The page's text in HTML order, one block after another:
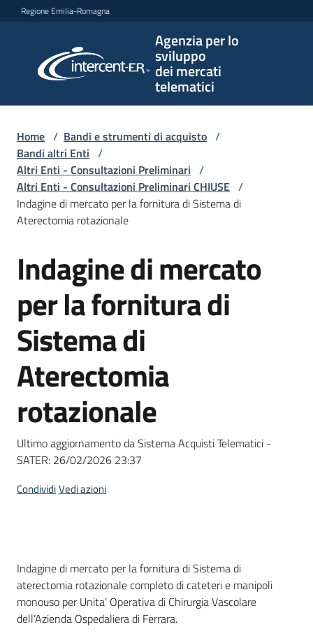
Vai al contenuto
Vai alla navigazione
Vai al footer
Regione Emilia-Romagna
Agenzia per lo
sviluppo
dei mercati
telematici
per lo
sviluppo
telematici
L'Agenzia
Bandi
di
acquisto
Supporto
telematiche
site
Home / Bandi e strumenti di acquisto /
Bandi altri Enti /
Altri Enti - Consultazioni Preliminari /
Altri Enti - Consultazioni Preliminari CHIUSE /
Indagine di mercato per la fornitura di Sistema di
Aterectomia rotazionale
Salta al contenuto
Indagine di mercato
per la fornitura di
Sistema di
Aterectomia
rotazionale
Ultimo aggiornamento da Sistema Acquisti Telematici -
SATER: 26/02/2026 23:37
CondividiVedi azioni
Dati del bando
Indagine di mercato per la fornitura di Sistema di
aterectomia rotazionale completo di cateteri e manipoli
monouso per Unita’ Operativa di Chirurgia Vascolare
dell’Azienda Ospedaliera di Ferrara.